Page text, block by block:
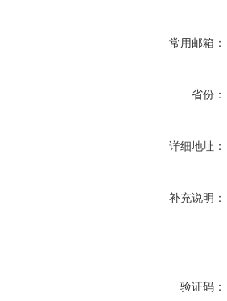
常用邮箱：
省份：
详细地址：
补充说明：
验证码：